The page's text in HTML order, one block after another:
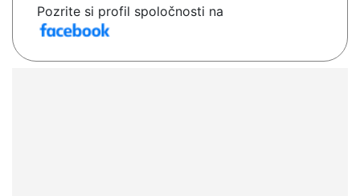
Pozrite si profil spoločnosti na